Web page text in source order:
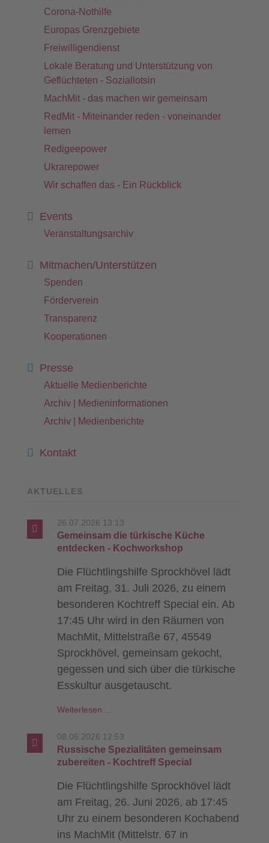
Corona-Nothilfe
Europas Grenzgebiete
Freiwilligendienst
Lokale Beratung und Unterstützung von
Geflüchteten - Soziallotsin
MachMit - das machen wir gemeinsam
RedMit - Miteinander reden - voneinander
lernen
Redigeepower
Ukrarepower
Wir schaffen das - Ein Rückblick
Events
Veranstaltungsarchiv
Mitmachen/Unterstützen
Spenden
Förderverein
Transparenz
Kooperationen
Presse
Aktuelle Medienberichte
Archiv | Medieninformationen
Archiv | Medienberichte
Kontakt
AKTUELLES
26.07.2026 13:13
Gemeinsam die türkische Küche
entdecken - Kochworkshop
Die Flüchtlingshilfe Sprockhövel lädt
am Freitag, 31. Juli 2026, zu einem
besonderen Kochtreff Special ein. Ab
17:45 Uhr wird in den Räumen von
MachMit, Mittelstraße 67, 45549
Sprockhövel, gemeinsam gekocht,
gegessen und sich über die türkische
Esskultur ausgetauscht.
Weiterlesen …
türkische
Küche
entdecken
Kochworkshop
08.06.2026 12:53
Russische Spezialitäten gemeinsam
zubereiten - Kochtreff Special
Die Flüchtlingshilfe Sprockhövel lädt
am Freitag, 26. Juni 2026, ab 17:45
Uhr zu einem besonderen Kochabend
ins MachMit (Mittelstr. 67 in